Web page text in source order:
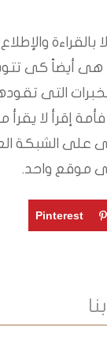
بالقراءة
هى أيضاً كى
التى
إقرأ لا يقرأ
على الشبكة
موقع واحد.
Pinterest